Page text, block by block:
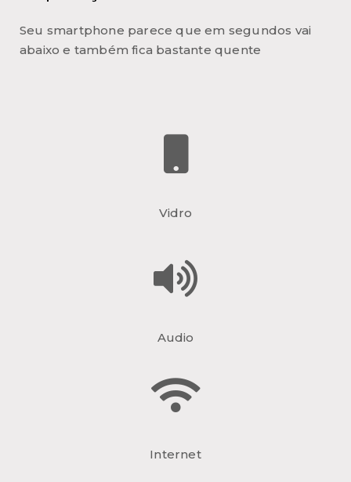
Seu smartphone parece que em segundos vai
abaixo e também fica bastante quente
Vidro
Audio
Internet